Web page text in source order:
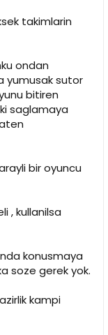
takimlarin
ondan
yumusak sutor
bitiren
saglamaya
bir oyuncu
, kullanilsa
konusmaya
soze gerek yok.
kampi